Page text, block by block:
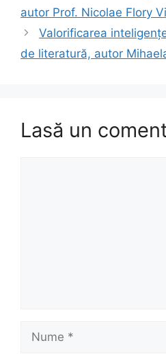
autor Prof. Nicolae Flory
Valorificarea
de literatură, autor
Lasă un